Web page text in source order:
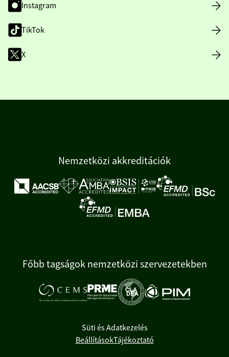
Instagram
TikTok
X
Nemzetközi akkreditációk
Főbb tagságok nemzetközi szervezetekben
Süti és Adatkezelés
BeállításokTájékoztató